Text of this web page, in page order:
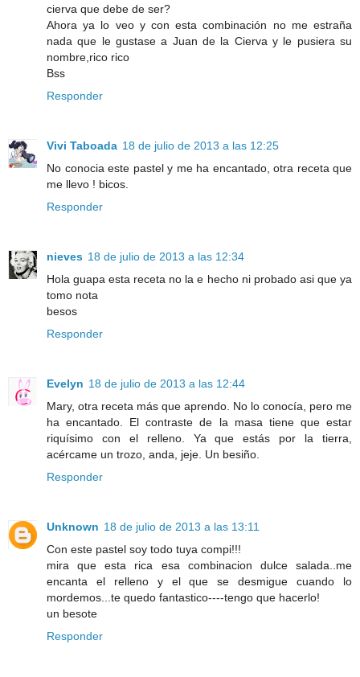
cierva que debe de ser?
Ahora ya lo veo y con esta combinación no me estraña
nada que le gustase a Juan de la Cierva y le pusiera su
nombre,rico rico
Bss
Responder
Vivi Taboada 18 de julio de 2013 a las 12:25
No conocia este pastel y me ha encantado, otra receta que
me llevo ! bicos.
Responder
nieves 18 de julio de 2013 a las 12:34
Hola guapa esta receta no la e hecho ni probado asi que ya
tomo nota
besos
Responder
Evelyn 18 de julio de 2013 a las 12:44
Mary, otra receta más que aprendo. No lo conocía, pero me
ha encantado. El contraste de la masa tiene que estar
riquísimo con el relleno. Ya que estás por la tierra,
acércame un trozo, anda, jeje. Un besiño.
Responder
Unknown 18 de julio de 2013 a las 13:11
Con este pastel soy todo tuya compi!!!
mira que esta rica esa combinacion dulce salada..me
encanta el relleno y el que se desmigue cuando lo
mordemos...te quedo fantastico----tengo que hacerlo!
un besote
Responder